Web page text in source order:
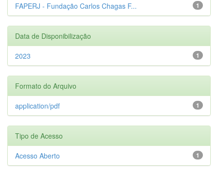
1
FAPERJ - Fundação Carlos Chagas F...
Data de Disponibilização
1
2023
Formato do Arquivo
1
application/pdf
Tipo de Acesso
1
Acesso Aberto